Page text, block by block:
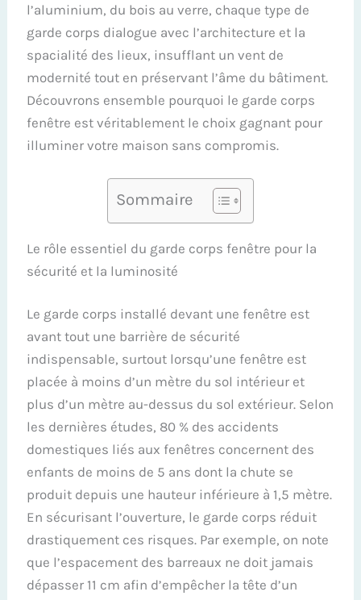
l’aluminium, du bois au verre, chaque type de
garde corps dialogue avec l’architecture et la
spacialité des lieux, insufflant un vent de
modernité tout en préservant l’âme du bâtiment.
Découvrons ensemble pourquoi le garde corps
fenêtre est véritablement le choix gagnant pour
illuminer votre maison sans compromis.
Sommaire
Le rôle essentiel du garde corps fenêtre pour la
sécurité et la luminosité
Le garde corps installé devant une fenêtre est
avant tout une barrière de sécurité
indispensable, surtout lorsqu’une fenêtre est
placée à moins d’un mètre du sol intérieur et
plus d’un mètre au-dessus du sol extérieur. Selon
les dernières études, 80 % des accidents
domestiques liés aux fenêtres concernent des
enfants de moins de 5 ans dont la chute se
produit depuis une hauteur inférieure à 1,5 mètre.
En sécurisant l’ouverture, le garde corps réduit
drastiquement ces risques. Par exemple, on note
que l’espacement des barreaux ne doit jamais
dépasser 11 cm afin d’empêcher la tête d’un